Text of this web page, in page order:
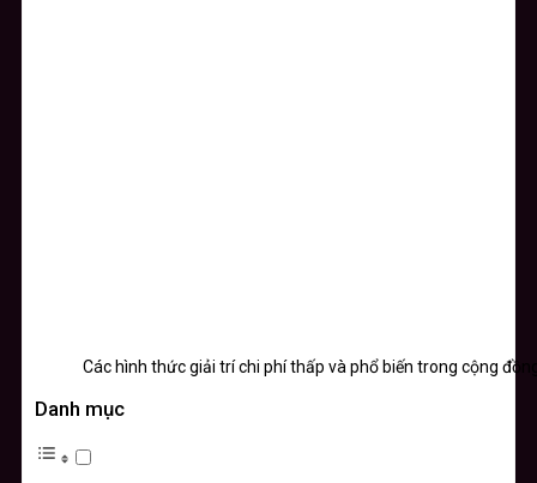
Các hình thức giải trí chi phí thấp và phổ biến trong cộng
Danh mục